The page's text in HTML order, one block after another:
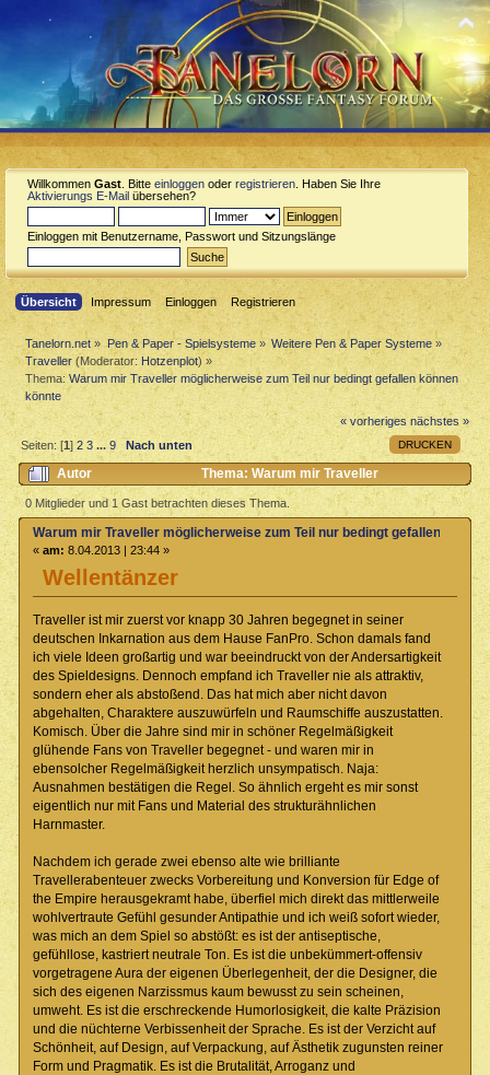
Willkommen Gast . Bitte einloggen oder registrieren . Haben Sie Ihre
Aktivierungs E-Mail übersehen?
Einloggen mit Benutzername, Passwort und Sitzungslänge
Übersicht Impressum Einloggen Registrieren
Tanelorn.net » Pen & Paper - Spielsysteme» Weitere Pen & Paper Systeme »
Traveller (Moderator: Hotzenplot) »
Thema:Warum mir Traveller möglicherweise zum Teil nur bedingt gefallen können
könnte
« vorheriges nächstes »
DRUCKEN
Seiten: [1]2 3 ...9 Nach unten
Autor
Thema: Warum mir Traveller
möglicherweise zum Teil nur bedingt gefallen können könnte
(Gelesen 42076 mal)
0 Mitglieder und 1 Gast betrachten dieses Thema.
Wellentänzer
Warum mir Traveller möglicherweise zum Teil nur bedingt gefallen
« am: 8.04.2013 | 23:44 »
Traveller ist mir zuerst vor knapp 30 Jahren begegnet in seiner
deutschen Inkarnation aus dem Hause FanPro. Schon damals fand
ich viele Ideen großartig und war beeindruckt von der Andersartigkeit
des Spieldesigns. Dennoch empfand ich Traveller nie als attraktiv,
sondern eher als abstoßend. Das hat mich aber nicht davon
abgehalten, Charaktere auszuwürfeln und Raumschiffe auszustatten.
Komisch. Über die Jahre sind mir in schöner Regelmäßigkeit
glühende Fans von Traveller begegnet - und waren mir in
ebensolcher Regelmäßigkeit herzlich unsympatisch. Naja:
Ausnahmen bestätigen die Regel. So ähnlich ergeht es mir sonst
eigentlich nur mit Fans und Material des strukturähnlichen
Harnmaster.
Nachdem ich gerade zwei ebenso alte wie brilliante
Travellerabenteuer zwecks Vorbereitung und Konversion für Edge of
the Empire herausgekramt habe, überfiel mich direkt das mittlerweile
wohlvertraute Gefühl gesunder Antipathie und ich weiß sofort wieder,
was mich an dem Spiel so abstößt: es ist der antiseptische,
gefühllose, kastriert neutrale Ton. Es ist die unbekümmert-offensiv
vorgetragene Aura der eigenen Überlegenheit, der die Designer, die
sich des eigenen Narzissmus kaum bewusst zu sein scheinen,
umweht. Es ist die erschreckende Humorlosigkeit, die kalte Präzision
und die nüchterne Verbissenheit der Sprache. Es ist der Verzicht auf
Schönheit, auf Design, auf Verpackung, auf Ästhetik zugunsten reiner
Form und Pragmatik. Es ist die Brutalität, Arroganz und